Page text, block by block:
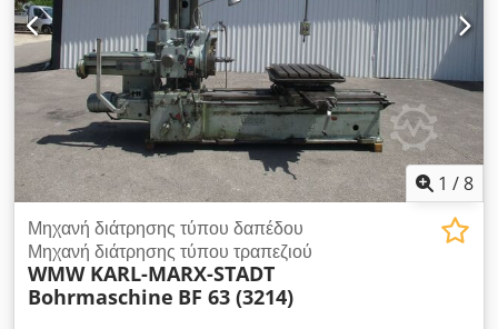
1 /8
Μηχανή διάτρησης τύπου δαπέδου
Μηχανή διάτρησης τύπου τραπεζιού
WMW KARL-MARX-STADT
Bohrmaschine BF 63 (3214)